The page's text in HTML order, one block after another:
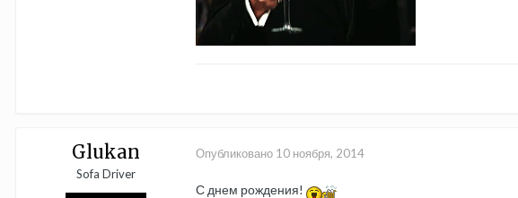
Glukan
Sofa Driver
Опубликовано 10 ноября, 2014
С днем рождения!